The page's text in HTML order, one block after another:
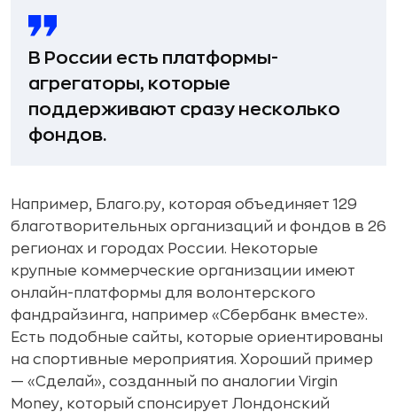
В России есть платформы-
агрегаторы, которые
поддерживают сразу несколько
фондов.
Например, Благо.ру, которая объединяет 129
благотворительных организаций и фондов в 26
регионах и городах России. Некоторые
крупные коммерческие организации имеют
онлайн-платформы для волонтерского
фандрайзинга, например «Сбербанк вместе».
Есть подобные сайты, которые ориентированы
на спортивные мероприятия. Хороший пример
— «Сделай», созданный по аналогии Virgin
Money, который спонcирует Лондонский